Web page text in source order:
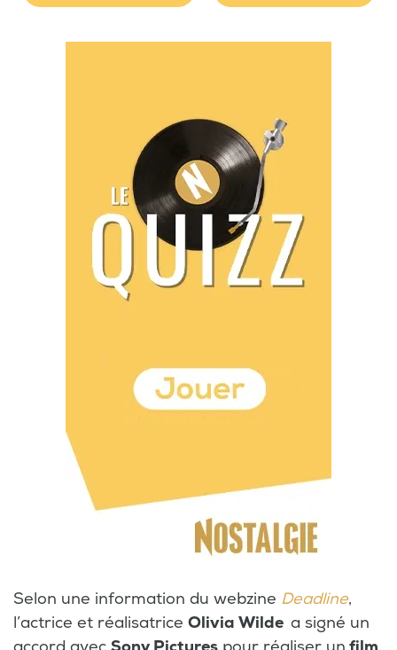
Selon une information du webzine Deadline,
l’actrice et réalisatrice Olivia Wilde a signé un